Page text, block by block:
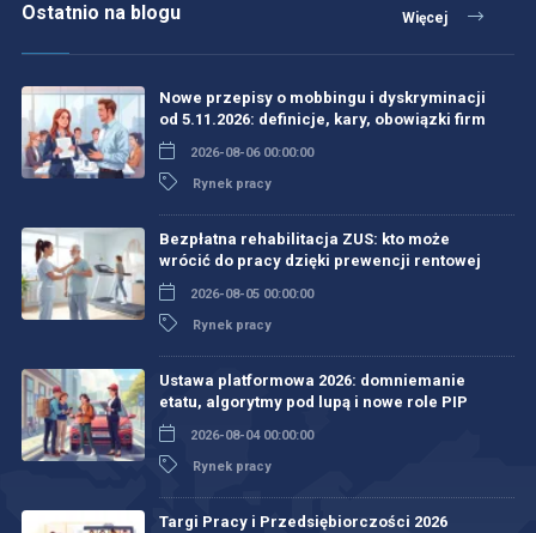
Ostatnio na blogu Więcej
Nowe przepisy o mobbingu i dyskryminacji
od 5.11.2026: definicje, kary, obowiązki firm
2026-08-06 00:00:00
Rynek pracy
Bezpłatna rehabilitacja ZUS: kto może
wrócić do pracy dzięki prewencji rentowej
2026-08-05 00:00:00
Rynek pracy
Ustawa platformowa 2026: domniemanie
etatu, algorytmy pod lupą i nowe role PIP
2026-08-04 00:00:00
Rynek pracy
Targi Pracy i Przedsiębiorczości 2026